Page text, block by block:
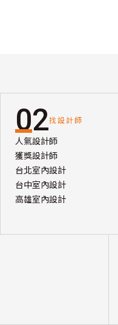
02找設計師
人氣設計師
獲獎設計師
台北室內設計
台中室內設計
高雄室內設計